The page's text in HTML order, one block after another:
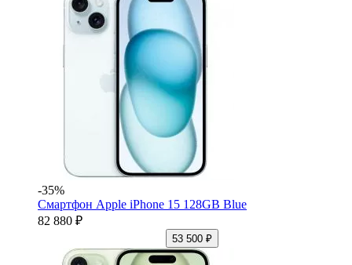
-35%
Смартфон Apple iPhone 15 128GB Blue
82 880 ₽
53 500 ₽